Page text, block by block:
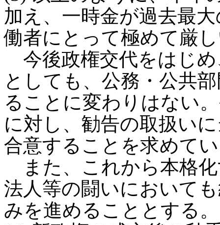
加え、一時金が過去最
働者にとって極めて厳
今後政権交代をはじ
としても、公務・公共
ることに変わりはない
に対し、勧告の取扱い
合意することを求めて
また、これから本格
法人等の闘いにおいて
みを進めることとする。